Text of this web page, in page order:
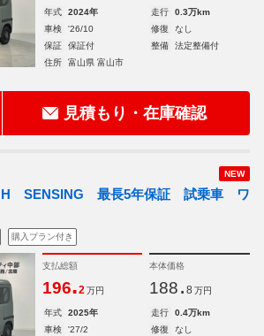
年式 2024年 走行
0.3万km
車検
'26/10 修復
なし
保証
保証付 整備
法定整備付
住所
富山県 富山市
見積もり・在庫確認
NEW
H SENSING 最長5年保証 試乗車 ワ
購入プラン付き
支払総額
196.2 万円
本体価格
188. 8 万円
年式 2025年 走行
0.4万km
車検
'27/2 修復
なし